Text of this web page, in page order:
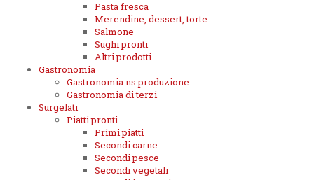
Pasta fresca
Merendine, dessert, torte
Salmone
Sughi pronti
Altri prodotti
Gastronomia
Gastronomia ns.produzione
Gastronomia di terzi
Surgelati
Piatti pronti
Primi piatti
Secondi carne
Secondi pesce
Secondi vegetali